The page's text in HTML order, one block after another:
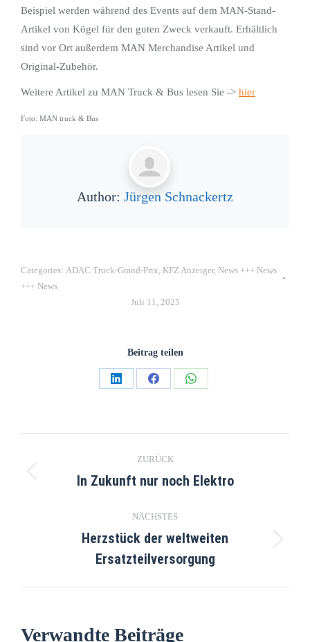
Beispiel werden während des Events auf dem MAN-Stand-
Artikel von Kögel für den guten Zweck verkauft. Erhältlich
sind vor Ort außerdem MAN Merchandise Artikel und
Original-Zubehör.
Weitere Artikel zu MAN Truck & Bus lesen Sie -> hier
Foto: MAN truck & Bus
Author: Jürgen Schnackertz
Categories: ADAC Truck-Grand-Prix KFZ Anzeiger, News +++ News
+++ News
Juli 11, 2025
Beitrag teilen
ZURÜCK
In Zukunft nur noch Elektro
NÄCHSTES
Herzstück der weltweiten
Ersatzteilversorgung
Verwandte Beiträge